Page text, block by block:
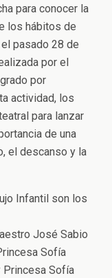
para conocer la
los hábitos de
pasado 28 de
por el
por
actividad, los
para lanzar
de una
el descanso y la
Infantil son los
José Sabio
Sofía
Princesa Sofía